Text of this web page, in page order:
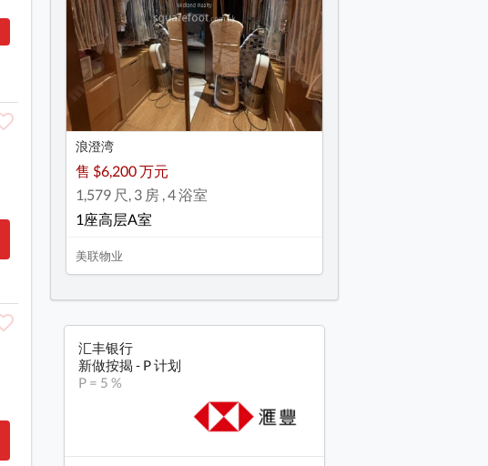
浪澄湾
售 $6,200 万元
1,579 尺, 3 房 , 4 浴室
1座高层A室
美联物业
汇丰银行
新做按揭 - P 计划
P = 5 %